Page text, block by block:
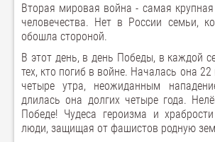
Вторая мировая война - самая
человечества. Нет в России семьи,
обошла стороной.
В этот день, в день Победы, в каждой
тех, кто погиб в войне. Началась она
четыре утра, неожиданным
длилась она долгих четыре года.
Победе! Чудеса героизма и
люди, защищая от фашистов родную